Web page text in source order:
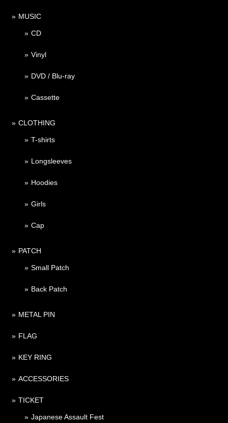
MUSIC
CD
Vinyl
DVD / Blu-ray
Cassette
CLOTHING
T-shirts
Longsleeves
Hoodies
Girls
Cap
PATCH
Small Patch
Back Patch
METAL PIN
FLAG
KEY RING
ACCESSORIES
TICKET
Japanese Assault Fest